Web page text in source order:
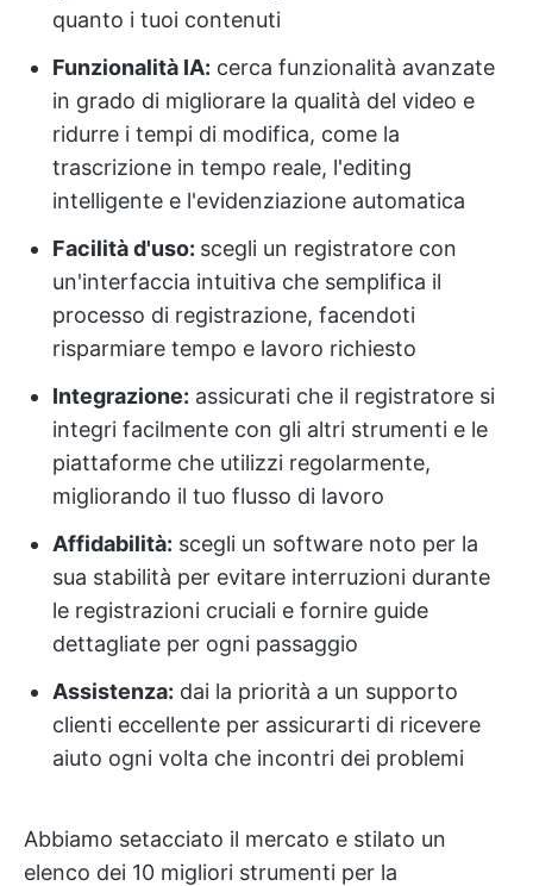
quanto i tuoi contenuti
Funzionalità IA: cerca funzionalità avanzate
in grado di migliorare la qualità del video e
ridurre i tempi di modifica, come la
trascrizione in tempo reale, l'editing
intelligente e l'evidenziazione automatica
Facilità d'uso: scegli un registratore con
un'interfaccia intuitiva che semplifica il
processo di registrazione, facendoti
risparmiare tempo e lavoro richiesto
Integrazione: assicurati che il registratore si
integri facilmente con gli altri strumenti e le
piattaforme che utilizzi regolarmente,
migliorando il tuo flusso di lavoro
Affidabilità: scegli un software noto per la
sua stabilità per evitare interruzioni durante
le registrazioni cruciali e fornire guide
dettagliate per ogni passaggio
Assistenza: dai la priorità a un supporto
clienti eccellente per assicurarti di ricevere
aiuto ogni volta che incontri dei problemi
Abbiamo setacciato il mercato e stilato un
elenco dei 10 migliori strumenti per la